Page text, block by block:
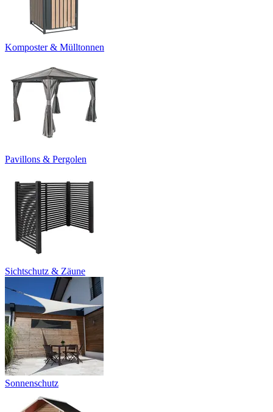
Komposter & Mülltonnen
Pavillons & Pergolen
Sichtschutz & Zäune
Sonnenschutz